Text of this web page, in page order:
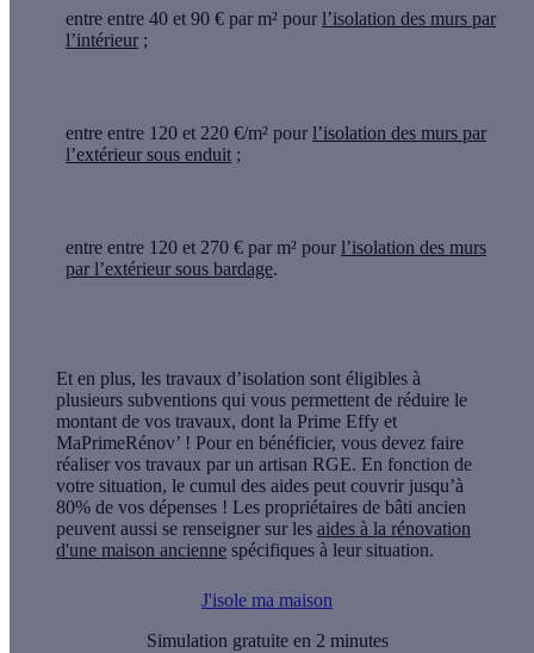
entre entre 40 et 90 € par m² pour l’isolation des murs par
l’intérieur ;
entre entre 120 et 220 €/m² pour l’isolation des murs par
l’extérieur sous enduit ;
entre entre 120 et 270 € par m² pour l’isolation des murs
par l’extérieur sous bardage.
Et en plus, les travaux d’isolation sont éligibles à
plusieurs subventions qui vous permettent de réduire le
montant de vos travaux, dont la Prime Effy et
MaPrimeRénov’ ! Pour en bénéficier, vous devez faire
réaliser vos travaux par un artisan RGE. En fonction de
votre situation, le cumul des aides peut couvrir jusqu’à
80% de vos dépenses ! Les propriétaires de bâti ancien
peuvent aussi se renseigner sur les aides à la rénovation
d'une maison ancienne spécifiques à leur situation.
J'isole ma maison
Simulation gratuite en 2 minutes